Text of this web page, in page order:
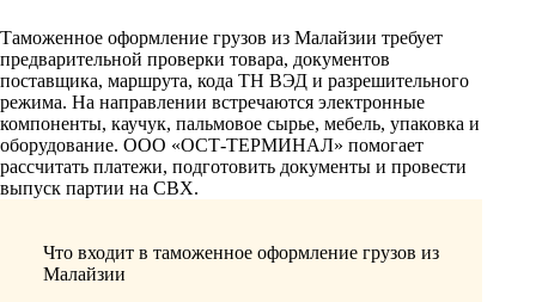
Таможенное оформление грузов из Малайзии требует
предварительной проверки товара, документов
поставщика, маршрута, кода ТН ВЭД и разрешительного
режима. На направлении встречаются электронные
компоненты, каучук, пальмовое сырье, мебель, упаковка и
оборудование. ООО «ОСТ-ТЕРМИНАЛ» помогает
рассчитать платежи, подготовить документы и провести
выпуск партии на СВХ.
Что входит в таможенное оформление грузов из
Малайзии